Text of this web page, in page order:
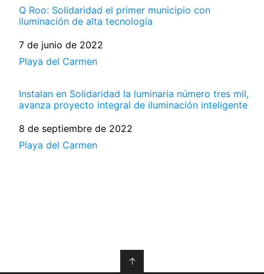
Q Roo: Solidaridad el primer municipio con
iluminación de alta tecnología
Fecha
7 de junio de 2022
Respecto a
Playa del Carmen
Instalan en Solidaridad la luminaria número tres mil,
avanza proyecto integral de iluminación inteligente
Fecha
8 de septiembre de 2022
Respecto a
Playa del Carmen
↑